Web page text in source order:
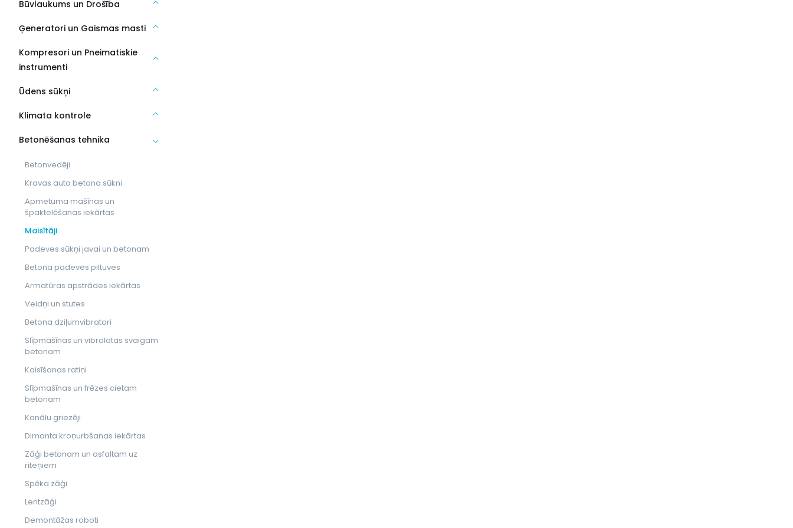
Būvlaukums un Drošība
Ģeneratori un Gaismas masti
Kompresori un Pneimatiskie
instrumenti
Ūdens sūkņi
Klimata kontrole
Betonēšanas tehnika
Betonvedēji
Kravas auto betona sūkni
Apmetuma mašīnas un
špaktelēšanas iekārtas
Maisītāji
Padeves sūkņi javai un betonam
Betona padeves piltuves
Armatūras apstrādes iekārtas
Veidņi un stutes
Betona dziļumvibratori
Slīpmašīnas un vibrolatas svaigam
betonam
Kaisīšanas ratiņi
Slīpmašīnas un frēzes cietam
betonam
Kanālu griezēji
Dimanta kroņurbšanas iekārtas
Zāģi betonam un asfaltam uz
riteņiem
Spēka zāģi
Lentzāģi
Demontāžas roboti